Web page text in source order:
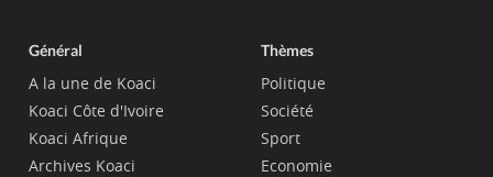
Général
A la une de Koaci
Koaci Côte d'Ivoire
Koaci Afrique
Archives Koaci
Thèmes
Politique
Société
Sport
Economie